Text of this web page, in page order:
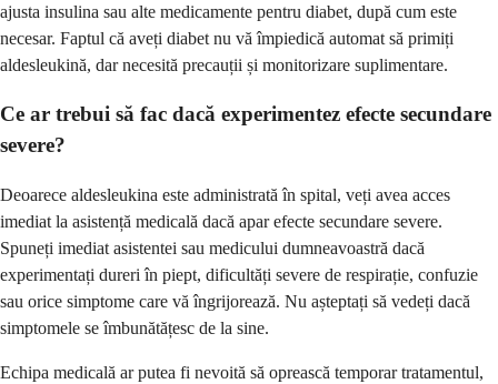
ajusta insulina sau alte medicamente pentru diabet, după cum este
necesar. Faptul că aveți diabet nu vă împiedică automat să primiți
aldesleukină, dar necesită precauții și monitorizare suplimentare.
Ce ar trebui să fac dacă experimentez efecte secundare
severe?
Deoarece aldesleukina este administrată în spital, veți avea acces
imediat la asistență medicală dacă apar efecte secundare severe.
Spuneți imediat asistentei sau medicului dumneavoastră dacă
experimentați dureri în piept, dificultăți severe de respirație, confuzie
sau orice simptome care vă îngrijorează. Nu așteptați să vedeți dacă
simptomele se îmbunătățesc de la sine.
Echipa medicală ar putea fi nevoită să oprească temporar tratamentul,